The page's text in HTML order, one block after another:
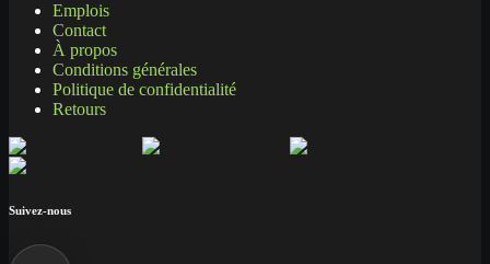
Emplois
Contact
À propos
Conditions générales
Politique de confidentialité
Retours
Suivez-nous